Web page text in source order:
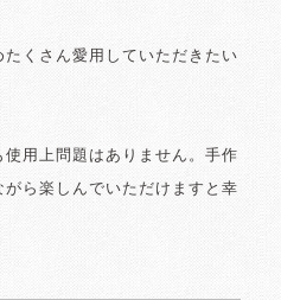
くさん愛用していただきたい
用上問題はありません。手作
ら楽しんでいただけますと幸